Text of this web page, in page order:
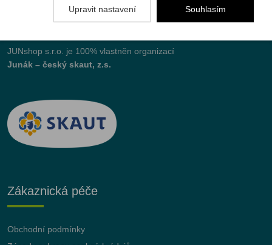
JUNshop s.r.o.
je 100% vlastněn organizací
Junák – český skaut, z.s.
Zákaznická péče
Obchodní podmínky
Upravit nastavení Souhlasím